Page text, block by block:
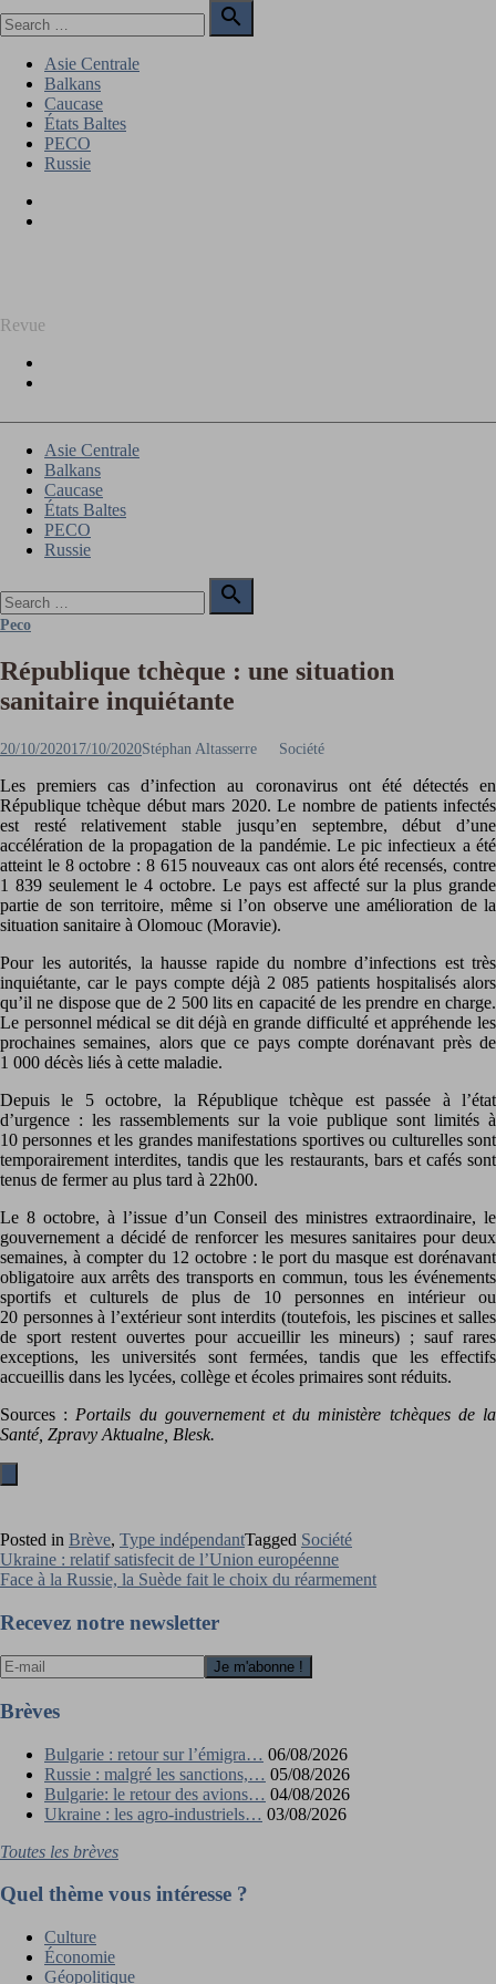
to
for:

Search
Asie Centrale
Balkans
Caucase
États Baltes
PECO
Russie
Revue
Asie Centrale
Balkans
Caucase
États Baltes
PECO
Russie
for:

Search
Peco
République tchèque : une situation
sanitaire inquiétante
Posted
20/10/202017/10/2020Author
Stéphan Altasserre Société
Les premiers cas d’infection au coronavirus ont été détectés en
République tchèque début mars 2020. Le nombre de patients infectés
est resté relativement stable jusqu’en septembre, début d’une
accélération de la propagation de la pandémie. Le pic infectieux a été
atteint le 8 octobre : 8 615 nouveaux cas ont alors été recensés, contre
1 839 seulement le 4 octobre. Le pays est affecté sur la plus grande
partie de son territoire, même si l’on observe une amélioration de la
situation sanitaire à Olomouc (Moravie).
Pour les autorités, la hausse rapide du nombre d’infections est très
inquiétante, car le pays compte déjà 2 085 patients hospitalisés alors
qu’il ne dispose que de 2 500 lits en capacité de les prendre en charge.
Le personnel médical se dit déjà en grande difficulté et appréhende les
prochaines semaines, alors que ce pays compte dorénavant près de
1 000 décès liés à cette maladie.
Depuis le 5 octobre, la République tchèque est passée à l’état
d’urgence : les rassemblements sur la voie publique sont limités à
10 personnes et les grandes manifestations sportives ou culturelles sont
temporairement interdites, tandis que les restaurants, bars et cafés sont
tenus de fermer au plus tard à 22h00.
Le 8 octobre, à l’issue d’un Conseil des ministres extraordinaire, le
gouvernement a décidé de renforcer les mesures sanitaires pour deux
semaines, à compter du 12 octobre : le port du masque est dorénavant
obligatoire aux arrêts des transports en commun, tous les événements
sportifs et culturels de plus de 10 personnes en intérieur ou
20 personnes à l’extérieur sont interdits (toutefois, les piscines et salles
de sport restent ouvertes pour accueillir les mineurs) ; sauf rares
exceptions, les universités sont fermées, tandis que les effectifs
accueillis dans les lycées, collège et écoles primaires sont réduits.
Sources : Portails du gouvernement et du ministère tchèques de la
Santé, Zpravy Aktualne, Blesk.
Posted in Brève, Type indépendantTagged Société
Navigation
de
l’article
Ukraine : relatif satisfecit de l’Union européenne
Face à la Russie, la Suède fait le choix du réarmement
Recevez notre newsletter
Brèves
Bulgarie : retour sur l’émigra… 06/08/2026
Russie : malgré les sanctions,… 05/08/2026
Bulgarie: le retour des avions… 04/08/2026
Ukraine : les agro-industriels… 03/08/2026
Toutes les brèves
Quel thème vous intéresse ?
Culture
Économie
Géopolitique